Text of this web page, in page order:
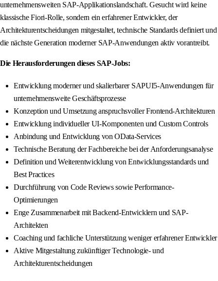
unternehmensweiten SAP-Applikationslandschaft. Gesucht wird keine
klassische Fiori-Rolle, sondern ein erfahrener Entwickler, der
Architekturentscheidungen mitgestaltet, technische Standards definiert und
die nächste Generation moderner SAP-Anwendungen aktiv vorantreibt.
Die Herausforderungen dieses SAP-Jobs:
Entwicklung moderner und skalierbarer SAPUI5-Anwendungen für
unternehmensweite Geschäftsprozesse
Konzeption und Umsetzung anspruchsvoller Frontend-Architekturen
Entwicklung individueller UI-Komponenten und Custom Controls
Anbindung und Entwicklung von OData-Services
Technische Beratung der Fachbereiche bei der Anforderungsanalyse
Definition und Weiterentwicklung von Entwicklungsstandards und
Best Practices
Durchführung von Code Reviews sowie Performance-
Optimierungen
Enge Zusammenarbeit mit Backend-Entwicklern und SAP-
Architekten
Coaching und fachliche Unterstützung weniger erfahrener Entwickler
Aktive Mitgestaltung zukünftiger Technologie- und
Architekturentscheidungen